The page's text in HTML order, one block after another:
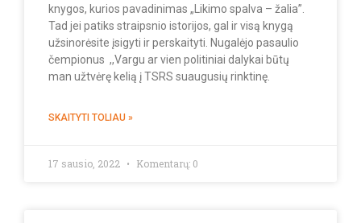
knygos, kurios pavadinimas „Likimo spalva – žalia”.
Tad jei patiks straipsnio istorijos, gal ir visą knygą
užsinorėsite įsigyti ir perskaityti. Nugalėjo pasaulio
čempionus ,,Vargu ar vien politiniai dalykai būtų
man užtvėrę kelią į TSRS suaugusių rinktinę.
SKAITYTI TOLIAU »
17 sausio, 2022 Komentarų: 0